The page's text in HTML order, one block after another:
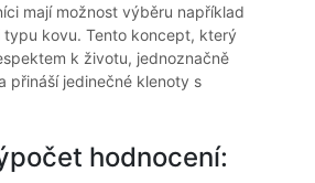
mají možnost výběru například
kovu. Tento koncept, který
k životu, jednoznačně
přináší jedinečné klenoty s
hodnocení: